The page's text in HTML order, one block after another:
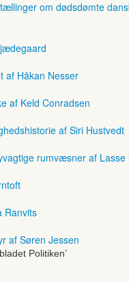
om dødsdømte
af Håkan Nesser
af Keld Conradsen
af Siri Hustvedt
rumvæsner af Lasse
Ranvits
af Søren Jessen
Politiken’